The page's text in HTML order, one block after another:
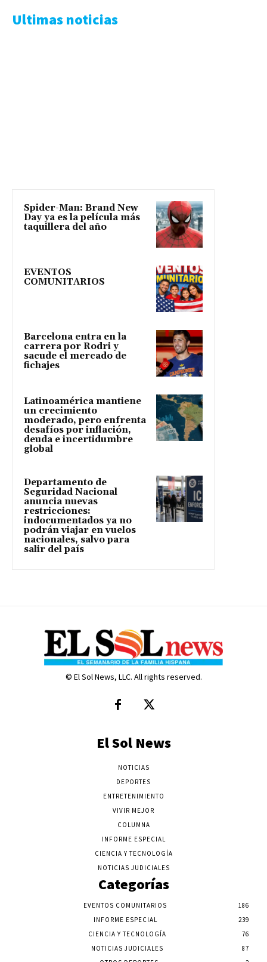
Ultimas noticias
Spider-Man: Brand New
Day ya es la película más
taquillera del año
EVENTOS
COMUNITARIOS
Barcelona entra en la
carrera por Rodri y
sacude el mercado de
fichajes
Latinoamérica mantiene
un crecimiento
moderado, pero enfrenta
desafíos por inflación,
deuda e incertidumbre
global
Departamento de
Seguridad Nacional
anuncia nuevas
restricciones:
indocumentados ya no
podrán viajar en vuelos
nacionales, salvo para
salir del país
© El Sol News, LLC. All rights reserved.
El Sol News
NOTICIAS
DEPORTES
ENTRETENIMIENTO
VIVIR MEJOR
COLUMNA
INFORME ESPECIAL
CIENCIA Y TECNOLOGÍA
NOTICIAS JUDICIALES
Categorías
EVENTOS COMUNITARIOS
186
INFORME ESPECIAL
239
CIENCIA Y TECNOLOGÍA
76
NOTICIAS JUDICIALES
87